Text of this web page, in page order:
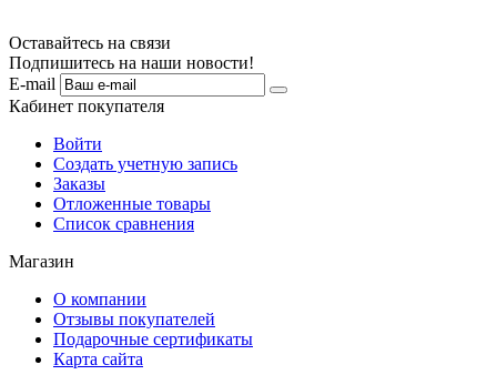
Оставайтесь на связи
Подпишитесь на наши новости!
E-mail
Кабинет покупателя
Войти
Создать учетную запись
Заказы
Отложенные товары
Список сравнения
Магазин
О компании
Отзывы покупателей
Подарочные сертификаты
Карта сайта